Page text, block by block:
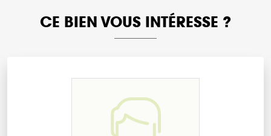
CE BIEN VOUS INTÉRESSE ?